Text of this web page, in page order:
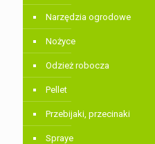
Narzędzia ogrodowe
Nożyce
Odzież robocza
Pellet
Przebijaki, przecinaki
Spraye